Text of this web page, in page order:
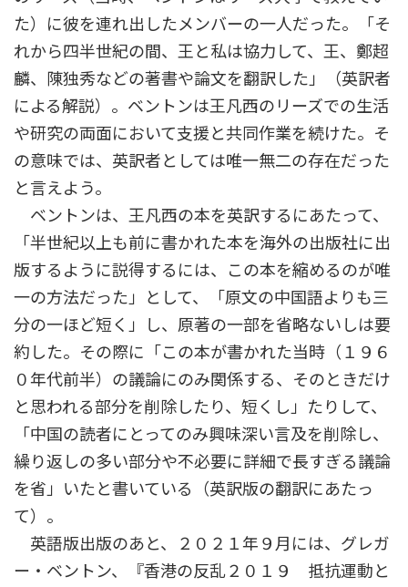
た）に彼を連れ出したメンバーの一人だった。「そ
れから四半世紀の間、王と私は協力して、王、鄭超
麟、陳独秀などの著書や論文を翻訳した」（英訳者
による解説）。ベントンは王凡西のリーズでの生活
や研究の両面において支援と共同作業を続けた。そ
の意味では、英訳者としては唯一無二の存在だった
と言えよう。
ベントンは、王凡西の本を英訳するにあたって、
「半世紀以上も前に書かれた本を海外の出版社に出
版するように説得するには、この本を縮めるのが唯
一の方法だった」として、「原文の中国語よりも三
分の一ほど短く」し、原著の一部を省略ないしは要
約した。その際に「この本が書かれた当時（１９６
０年代前半）の議論にのみ関係する、そのときだけ
と思われる部分を削除したり、短くし」たりして、
「中国の読者にとってのみ興味深い言及を削除し、
繰り返しの多い部分や不必要に詳細で長すぎる議論
を省」いたと書いている（英訳版の翻訳にあたっ
て）。
英語版出版のあと、２０２１年９月には、グレガ
ー・ベントン、『香港の反乱２０１９ 抵抗運動と